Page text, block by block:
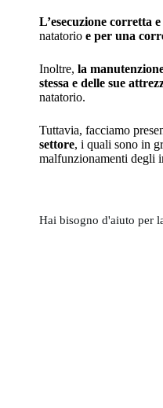
L’esecuzione corretta
natatorio e per una
Inoltre, la
stessa e delle sue
natatorio.
Tuttavia, facciamo
settore, i quali sono in
malfunzionamenti degli
Hai bisogno d'aiuto per